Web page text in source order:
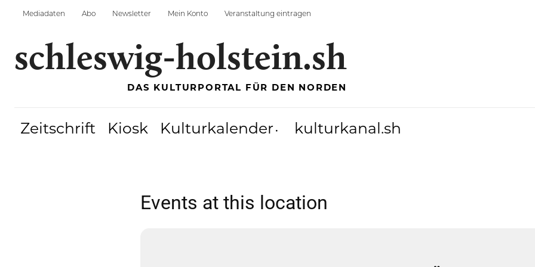
Mediadaten Abo Newsletter Mein Konto Veranstaltung eintragen
schleswig-holstein.sh
DAS KULTURPORTAL FÜR DEN NORDEN
Zeitschrift Kiosk Kulturkalender kulturkanal.sh
Events at this location